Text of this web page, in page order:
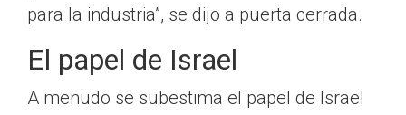
para la industria”, se dijo a puerta cerrada.
El papel de Israel
A menudo se subestima el papel de Israel